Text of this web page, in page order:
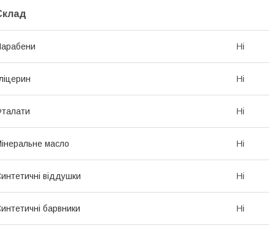
Ні
Ні
Ні
масло Ні
віддушки Ні
барвники Ні